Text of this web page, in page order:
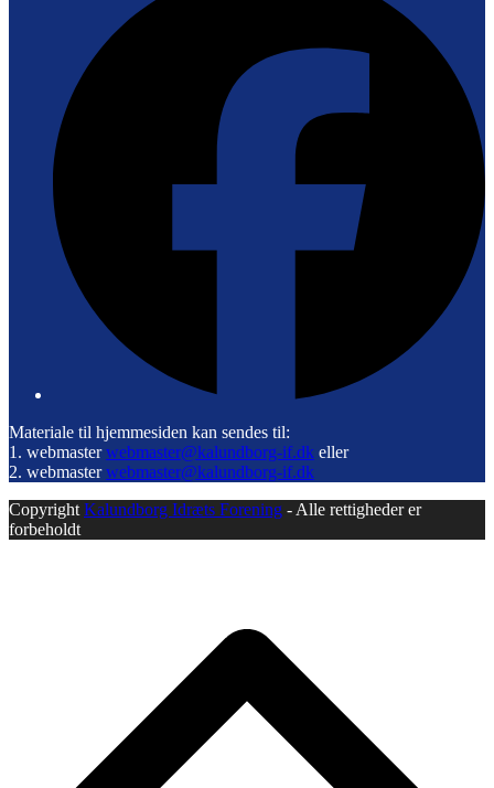
Materiale til hjemmesiden kan sendes til:
1. webmasterwebmaster@kalundborg-if.dk eller
2. webmasterwebmaster@kalundborg-if.dk
Copyright Kalundborg Idræts Forening - Alle rettigheder er
forbeholdt